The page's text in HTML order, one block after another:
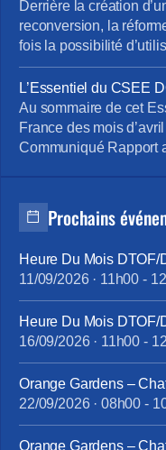
élus, du 7 au 9 juillet.
besoins des
Derrière la création
reconversion, la
fois la possibilité
du salarié pour
professionnelle
entreprises Ce qu’il
détaillé ci-après : Pour
entreprises pourront
L’Essentiel du CSEE
Au sommaire de cet
France des mois
Communiqué Rapport
2025 pour la DO IDF
annuels du CSEE DO
Prochains
Heure Du Mois DTOF/
11/09/2026· 11h00 -
Heure Du Mois DTOF/
16/09/2026· 11h00 -
Orange Gardens –
22/09/2026· 08h00 -
Orange Gardens –